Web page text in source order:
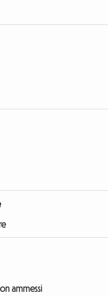
ammessi